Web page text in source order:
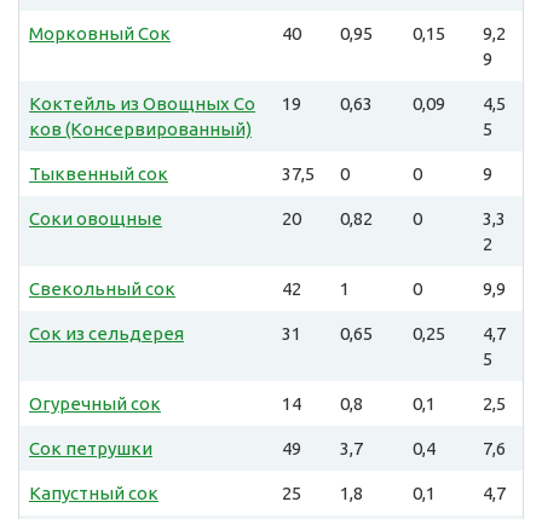
Морковный Сок 40 0,95 0,15
9,2
9
Коктейль из Овощных Со
ков (Консервированный)
19 0,63 0,09
4,5
5
Тыквенный сок 37,5 0 0 9
Соки овощные 20 0,82 0
3,3
2
Свекольный сок 42 1 0 9,9
Сок из сельдерея 31 0,65 0,25
4,7
5
Огуречный сок 14 0,8 0,1 2,5
Сок петрушки 49 3,7 0,4 7,6
Капустный сок 25 1,8 0,1 4,7